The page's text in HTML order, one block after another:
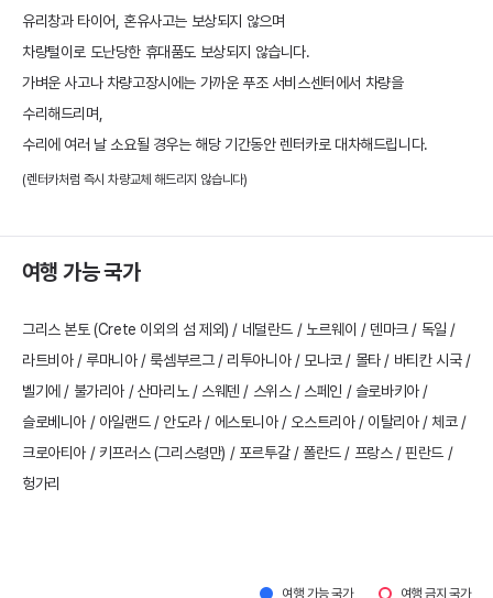
유리창과 타이어, 혼유사고는 보상되지 않으며
차량털이로 도난당한 휴대품도 보상되지 않습니다.
가벼운 사고나 차량고장시에는 가까운 푸조 서비스센터에서 차량을
수리해드리며,
수리에 여러 날 소요될 경우는 해당 기간동안 렌터카로 대차해드립니다.
(렌터카처럼 즉시 차량교체 해드리지 않습니다)
여행 가능 국가
그리스 본토 (Crete 이외의 섬 제외) / 네덜란드 / 노르웨이 / 덴마크 / 독일 /
라트비아 / 루마니아 / 룩셈부르그 / 리투아니아 / 모나코 / 몰타 / 바티칸 시국 /
벨기에 / 불가리아 / 산마리노 / 스웨덴 / 스위스 / 스페인 / 슬로바키아 /
슬로베니아 / 아일랜드 / 안도라 / 에스토니아 / 오스트리아 / 이탈리아 / 체코 /
크로아티아 / 키프러스 (그리스령만) / 포르투갈 / 폴란드 / 프랑스 / 핀란드 /
헝가리
여행 가능 국가 여행 금지 국가